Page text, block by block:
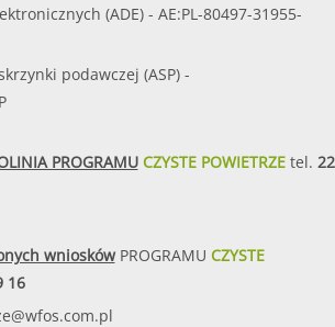
(ADE) - AE:PL-80497-31955-
podawczej (ASP) -
PROGRAMUCZYSTE POWIETRZEtel. 22
wnioskówPROGRAMU CZYSTE
16